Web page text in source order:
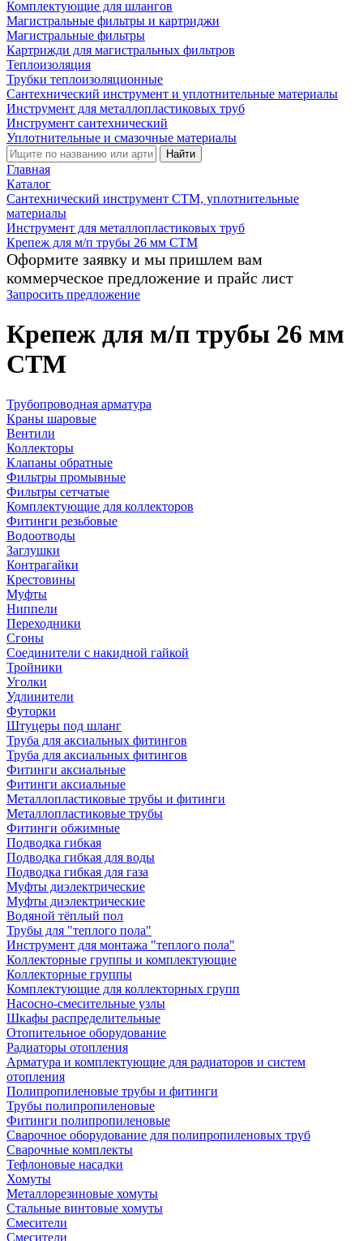
Комплектующие для шлангов
Магистральные фильтры и картриджи
Магистральные фильтры
Картрижди для магистральных фильтров
Теплоизоляция
Трубки теплоизоляционные
Сантехнический инструмент и уплотнительные материалы
Инструмент для металлопластиковых труб
Инструмент сантехнический
Уплотнительные и смазочные материалы
Найти
Главная
Каталог
Сантехнический инструмент СТМ, уплотнительные
материалы
Инструмент для металлопластиковых труб
Крепеж для м/п трубы 26 мм CTM
Оформите заявку и мы пришлем вам
коммерческое предложение и прайс лист
Запросить предложение
Крепеж для м/п трубы 26 мм
CTM
Трубопроводная арматура
Краны шаровые
Вентили
Коллекторы
Клапаны обратные
Фильтры промывные
Фильтры сетчатые
Комплектующие для коллекторов
Фитинги резьбовые
Водоотводы
Заглушки
Контрагайки
Крестовины
Муфты
Ниппели
Переходники
Сгоны
Соединители с накидной гайкой
Тройники
Уголки
Удлинители
Футорки
Штуцеры под шланг
Труба для аксиальных фитингов
Труба для аксиальных фитингов
Фитинги аксиальные
Фитинги аксиальные
Металлопластиковые трубы и фитинги
Металлопластиковые трубы
Фитинги обжимные
Подводка гибкая
Подводка гибкая для воды
Подводка гибкая для газа
Муфты диэлектрические
Муфты диэлектрические
Водяной тёплый пол
Трубы для "теплого пола"
Инструмент для монтажа "теплого пола"
Коллекторные группы и комплектующие
Коллекторные группы
Комплектующие для коллекторных групп
Насосно-смесительные узлы
Шкафы распределительные
Отопительное оборудование
Радиаторы отопления
Арматура и комплектующие для радиаторов и систем
отопления
Полипропиленовые трубы и фитинги
Трубы полипропиленовые
Фитинги полипропиленовые
Сварочное оборудование для полипропиленовых труб
Сварочные комплекты
Тефлоновые насадки
Хомуты
Металлорезиновые хомуты
Стальные винтовые хомуты
Смесители
Смесители